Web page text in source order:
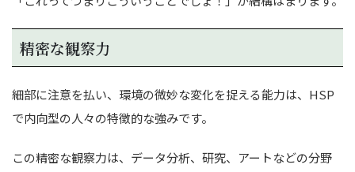
精密な観察力
細部に注意を払い、環境の微妙な変化を捉える能力は、HSP
で内向型の人々の特徴的な強みです。
この精密な観察力は、データ分析、研究、アートなどの分野